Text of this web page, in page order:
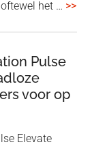
het … >>
Pulse
voor op
Elevate